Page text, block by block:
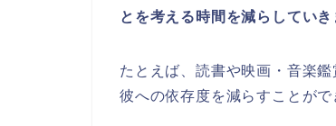
とを考える時間を減らしていき
たとえば、読書や映画・音楽
彼への依存度を減らすことがで